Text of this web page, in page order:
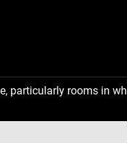
particularly rooms in